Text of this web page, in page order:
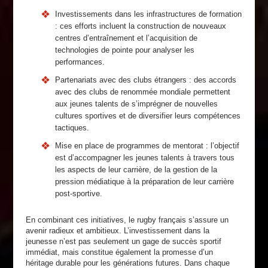
Investissements dans les infrastructures de formation
: ces efforts incluent la construction de nouveaux
centres d’entraînement et l’acquisition de
technologies de pointe pour analyser les
performances.
Partenariats avec des clubs étrangers : des accords
avec des clubs de renommée mondiale permettent
aux jeunes talents de s’imprégner de nouvelles
cultures sportives et de diversifier leurs compétences
tactiques.
Mise en place de programmes de mentorat : l’objectif
est d’accompagner les jeunes talents à travers tous
les aspects de leur carrière, de la gestion de la
pression médiatique à la préparation de leur carrière
post-sportive.
En combinant ces initiatives, le rugby français s’assure un
avenir radieux et ambitieux. L’investissement dans la
jeunesse n’est pas seulement un gage de succès sportif
immédiat, mais constitue également la promesse d’un
héritage durable pour les générations futures. Dans chaque